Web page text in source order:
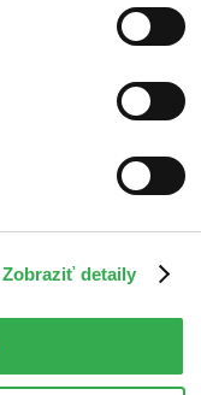
Zobraziť detaily